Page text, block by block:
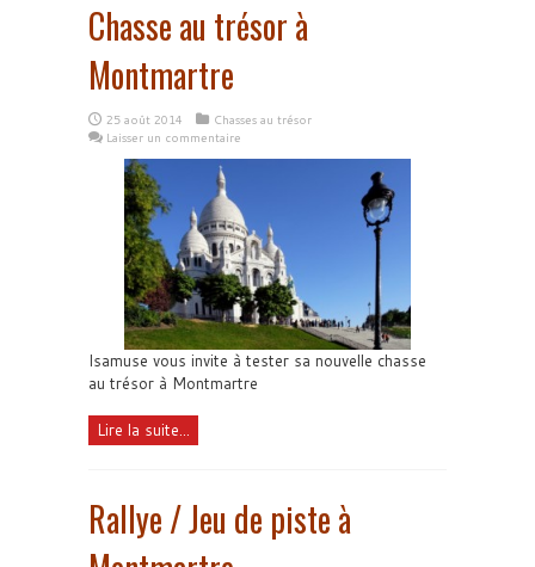
Chasse au trésor à
Montmartre
25 août 2014
Chasses au trésor
Laisser un commentaire
Isamuse vous invite à tester sa nouvelle chasse
au trésor à Montmartre
Lire la suite...
Rallye / Jeu de piste à